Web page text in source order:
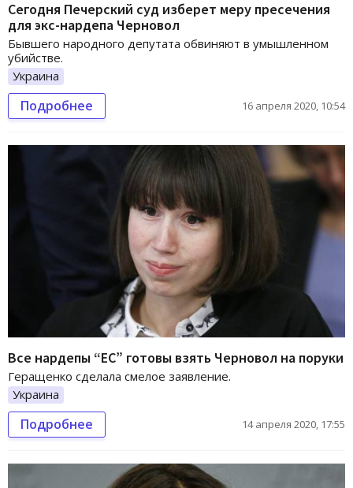
Сегодня Печерский суд изберет меру пресечения
для экс-нардепа Черновол
Бывшего народного депутата обвиняют в умышленном
убийстве.
Украина
Подробнее 16 апреля 2020, 10:54
Все нардепы “ЕС” готовы взять Черновол на поруки
Геращенко сделала смелое заявление.
Украина
Подробнее 14 апреля 2020, 17:55